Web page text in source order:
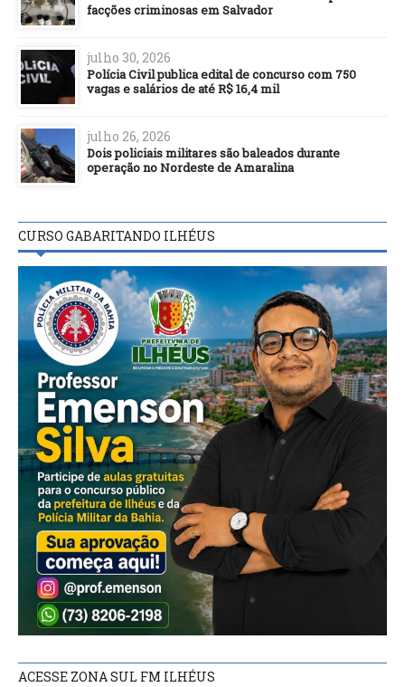
facções criminosas em Salvador
julho 30, 2026
Polícia Civil publica edital de concurso com 750
vagas e salários de até R$ 16,4 mil
julho 26, 2026
Dois policiais militares são baleados durante
operação no Nordeste de Amaralina
CURSO GABARITANDO ILHÉUS
ACESSE ZONA SUL FM ILHÉUS